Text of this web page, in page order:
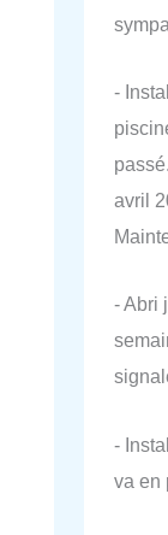
-
avril
- Abri
-
va en